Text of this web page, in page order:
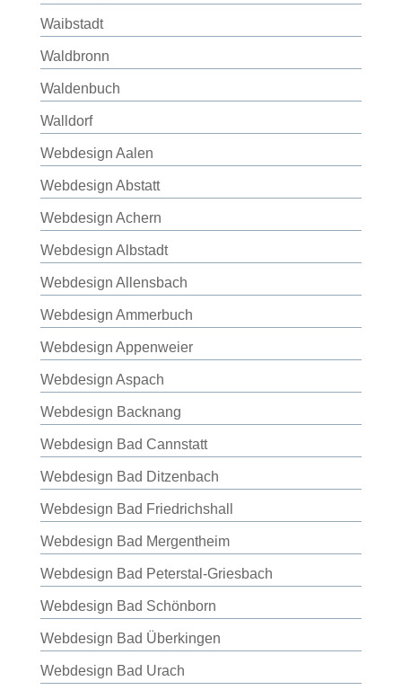
Waibstadt
Waldbronn
Waldenbuch
Walldorf
Webdesign Aalen
Webdesign Abstatt
Webdesign Achern
Webdesign Albstadt
Webdesign Allensbach
Webdesign Ammerbuch
Webdesign Appenweier
Webdesign Aspach
Webdesign Backnang
Webdesign Bad Cannstatt
Webdesign Bad Ditzenbach
Webdesign Bad Friedrichshall
Webdesign Bad Mergentheim
Webdesign Bad Peterstal-Griesbach
Webdesign Bad Schönborn
Webdesign Bad Überkingen
Webdesign Bad Urach